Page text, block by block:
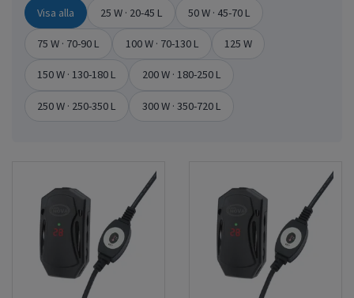
Rekommenderad effekt utifrån akvariestorlek
I följande exempel utgår vi från en normal rumstemperatur
150 watt: 130–180 liter
200 watt: 180–250 liter
250 watt: 250–350 liter
300 watt: 350–720 liter
Observera att dessa rekommendationer är ungefärliga och
kan behöva justeras beroende på dina specifika förhållanden,
Visa alla 25 W · 20-45 L 50 W · 45-70 L
75 W · 70-90 L 100 W · 70-130 L 125 W
150 W · 130-180 L 200 W · 180-250 L
250 W · 250-350 L 300 W · 350-720 L